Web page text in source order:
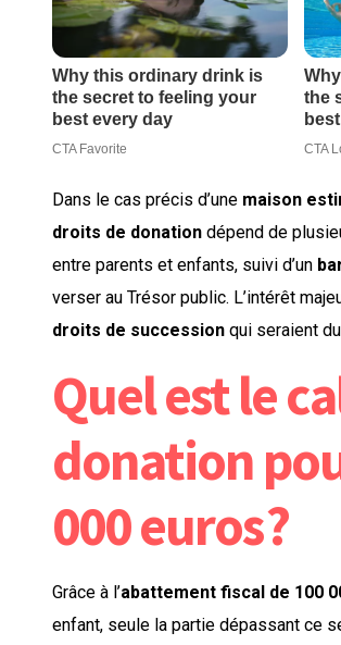
Dans le cas précis d’une maison
droits de donation dépend de
entre parents et enfants, suivi d’un
verser au Trésor public. L’intérêt
droits de succession qui seraient
Quel est le
donation
000 euros ?
Grâce à l’abattement fiscal de 100
enfant, seule la partie dépassant ce